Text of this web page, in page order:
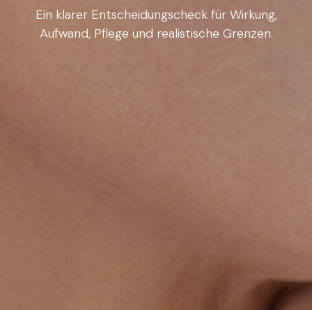
Ein klarer Entscheidungscheck für Wirkung,
Aufwand, Pflege und realistische Grenzen.